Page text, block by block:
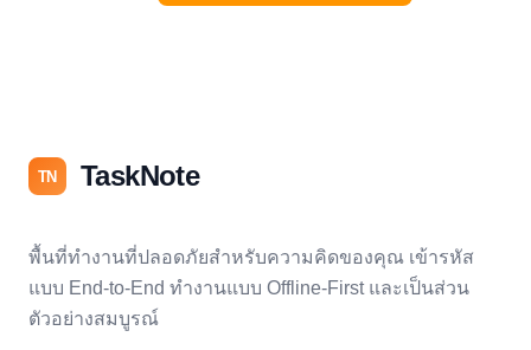
TN TaskNote
พื้นที่ทำงานที่ปลอดภัยสำหรับความคิดของคุณ เข้ารหัส
แบบ End-to-End ทำงานแบบ Offline-First และเป็นส่วน
ตัวอย่างสมบูรณ์